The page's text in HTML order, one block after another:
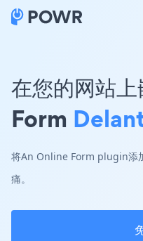
在您的网站
Form
将An Online Form plugin添
痛。